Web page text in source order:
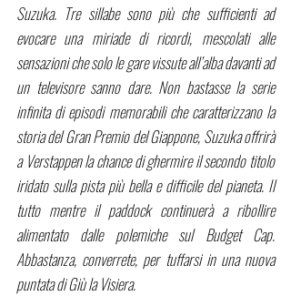
Suzuka. Tre sillabe sono più che sufficienti ad
evocare una miriade di ricordi, mescolati alle
sensazioni che solo le gare vissute all’alba davanti ad
un televisore sanno dare. Non bastasse la serie
infinita di episodi memorabili che caratterizzano la
storia del Gran Premio del Giappone, Suzuka offrirà
a Verstappen la chance di ghermire il secondo titolo
iridato sulla pista più bella e difficile del pianeta. Il
tutto mentre il paddock continuerà a ribollire
alimentato dalle polemiche sul Budget Cap.
Abbastanza, converrete, per tuffarsi in una nuova
puntata di Giù la Visiera.